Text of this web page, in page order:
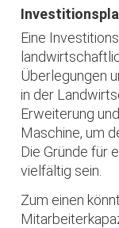
Eine
Überlegungen
in der
Erweiterung
Maschine, um
Die Gründe für
vielfältig sein.
Zum einen